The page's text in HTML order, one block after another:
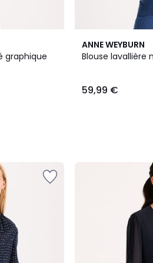
graphique
ANNE WEYBURN
Blouse lavallière
59,99 €